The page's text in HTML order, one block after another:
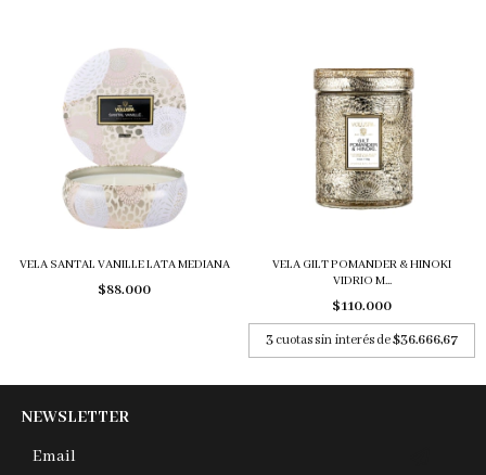
VELA SANTAL VANILLE LATA MEDIANA
$88.000
VELA GILT POMANDER & HINOKI
VIDRIO M...
$110.000
3 cuotas sin interés de$36.666,67
NEWSLETTER